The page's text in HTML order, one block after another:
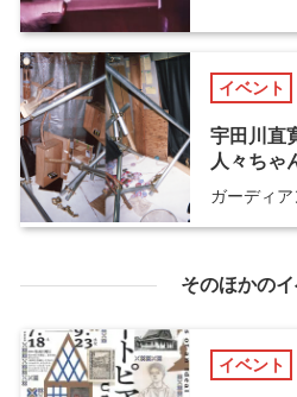
イベント
宇田川直
人々ちゃ
ガーディ
そのほかのイ
イベント